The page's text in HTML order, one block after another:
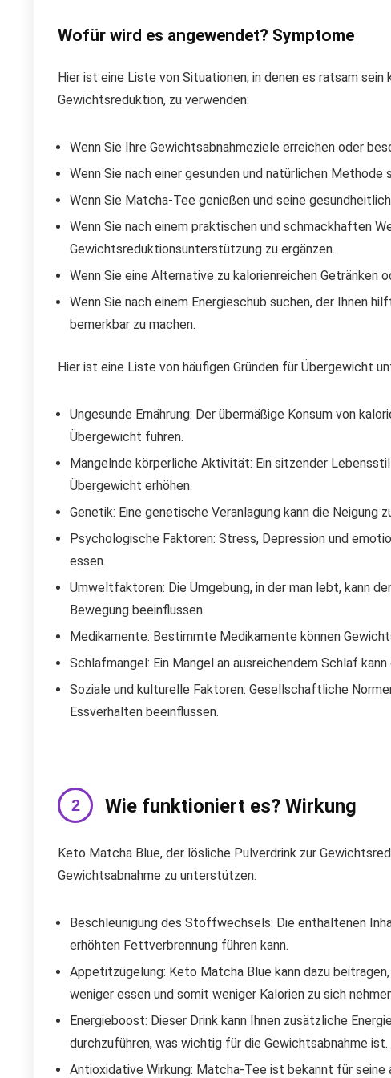
Wofür wird es angewendet? Symptome
Hier ist eine Liste von Situationen, in denen es ratsam
Gewichtsreduktion, zu verwenden:
Wenn Sie Ihre Gewichtsabnahmeziele erreichen oder
Wenn Sie nach einer gesunden und natürlichen
Wenn Sie Matcha-Tee genießen und seine
Wenn Sie nach einem praktischen und schmackhaften
Gewichtsreduktionsunterstützung zu ergänzen.
Wenn Sie eine Alternative zu kalorienreichen Getränken
Wenn Sie nach einem Energieschub suchen, der Ihnen
bemerkbar zu machen.
Hier ist eine Liste von häufigen Gründen für Übergewicht
Ungesunde Ernährung: Der übermäßige Konsum von
Übergewicht führen.
Mangelnde körperliche Aktivität: Ein sitzender
Übergewicht erhöhen.
Genetik: Eine genetische Veranlagung kann die Neigung
Psychologische Faktoren: Stress, Depression und
essen.
Umweltfaktoren: Die Umgebung, in der man lebt, kann
Bewegung beeinflussen.
Medikamente: Bestimmte Medikamente können
Schlafmangel: Ein Mangel an ausreichendem Schlaf
Soziale und kulturelle Faktoren: Gesellschaftliche
Essverhalten beeinflussen.
Wie funktioniert es? Wirkung
Keto Matcha Blue, der lösliche Pulverdrink zur
Gewichtsabnahme zu unterstützen:
Beschleunigung des Stoffwechsels: Die enthaltenen
erhöhten Fettverbrennung führen kann.
Appetitzügelung: Keto Matcha Blue kann dazu
weniger essen und somit weniger Kalorien zu sich
Energieboost: Dieser Drink kann Ihnen zusätzliche
durchzuführen, was wichtig für die Gewichtsabnahme ist.
Antioxidative Wirkung: Matcha-Tee ist bekannt für